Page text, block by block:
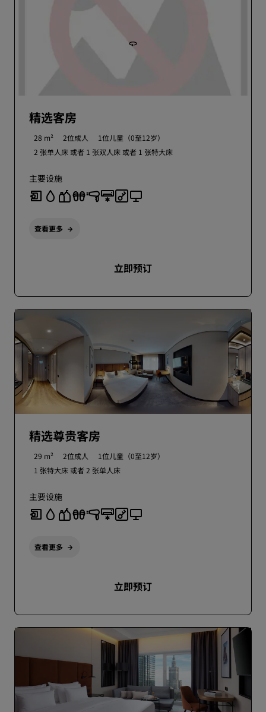
精选客房
28 m² 2位成人
1位儿童（0至12岁）
2 张单人床 或者 1 张双人床 或者 1 张特大床
主要设施
查看更多
立即预订
精选尊贵客房
29 m² 2位成人
1位儿童（0至12岁）
1 张特大床 或者2 张单人床
主要设施
查看更多
立即预订